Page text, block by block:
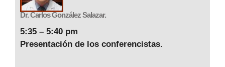
Dr. Carlos González Salazar.
5:35 – 5:40 pm
Presentación de los conferencistas.